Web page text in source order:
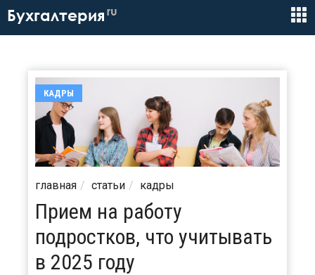
Бухгалтерия ru
КАДРЫ
главная статьи кадры
Прием на работу
подростков, что учитывать
в 2025 году